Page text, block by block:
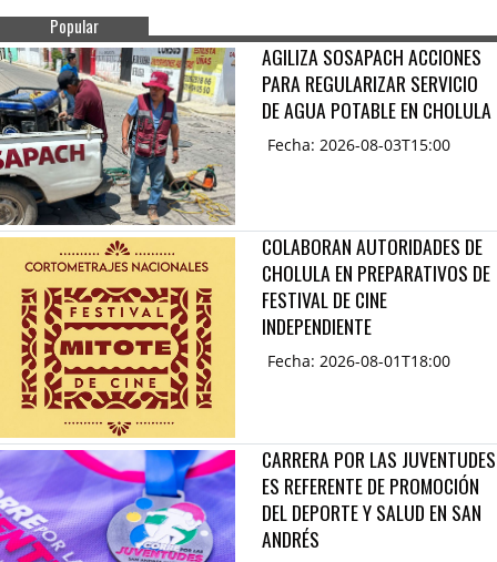
Popular
AGILIZA SOSAPACH ACCIONES
PARA REGULARIZAR SERVICIO
DE AGUA POTABLE EN CHOLULA
Fecha: 2026-08-03T15:00
COLABORAN AUTORIDADES DE
CHOLULA EN PREPARATIVOS DE
FESTIVAL DE CINE
INDEPENDIENTE
Fecha: 2026-08-01T18:00
CARRERA POR LAS JUVENTUDES
ES REFERENTE DE PROMOCIÓN
DEL DEPORTE Y SALUD EN SAN
ANDRÉS